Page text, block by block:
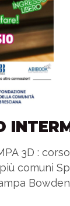
3D :
comuni